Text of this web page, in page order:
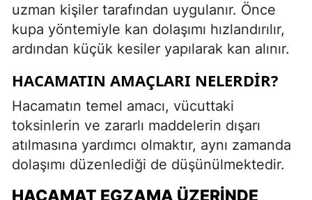
uzman kişiler tarafından uygulanır. Önce
kupa yöntemiyle kan dolaşımı hızlandırılır,
ardından küçük kesiler yapılarak kan alınır.
HACAMATIN AMAÇLARI NELERDIR?
Hacamatın temel amacı, vücuttaki
toksinlerin ve zararlı maddelerin dışarı
atılmasına yardımcı olmaktır, aynı zamanda
dolaşımı düzenlediği de düşünülmektedir.
HACAMAT EGZAMA ÜZERINDE